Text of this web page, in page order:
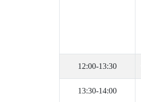
12:00-13:30
13:30-14:00